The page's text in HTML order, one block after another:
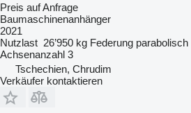
Preis auf Anfrage
Baumaschinenanhänger
2021
Nutzlast 26’950 kg Federung parabolisch
Achsenanzahl 3
Tschechien, Chrudim
Verkäufer kontaktieren